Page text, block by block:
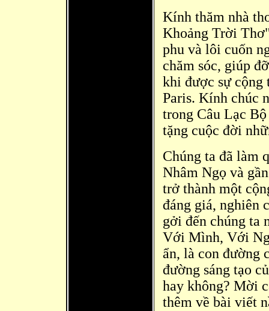
Kính thăm nhà
Khoảng Trời
phu và lôi cuốn
chăm sóc, giúp
khi được sự cộng
Paris. Kính chúc
trong Câu Lạc
tặng cuộc đời
Chúng ta đã làm
Nhâm Ngọ và
trở thành một
đáng giá, nghiên
gởi đến chúng
Với Mình, Với
ẩn, là con đường
đường sáng tạo
hay không? Mời
thêm về bài viết